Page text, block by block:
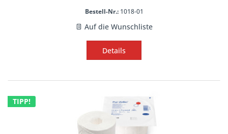
Bestell-Nr.:1018-01
Auf die Wunschliste
Details
TIPP!